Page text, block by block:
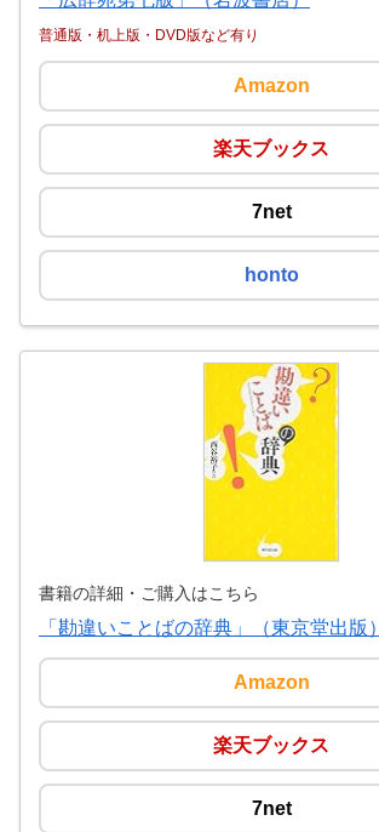
普通版・机上版・DVD版など有り
Amazon
楽天ブックス
7net
honto
書籍の詳細・ご購入はこちら
「勘違いことばの辞典」（東京堂出版）
Amazon
楽天ブックス
7net